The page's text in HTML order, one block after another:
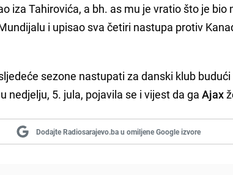
iza Tahirovića, a bh. as mu je vratio što je bio
i upisao sva četiri nastupa protiv
sezone nastupati za danski klub
nedjelju, 5. jula, pojavila se i vijest da gaAjax
Dodajte Radiosarajevo.ba u omiljene Google izvore